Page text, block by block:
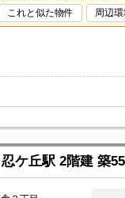
これと似た物件 周辺環
ケ丘駅 2階建 築